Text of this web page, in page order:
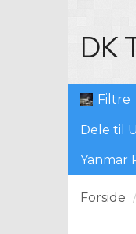
DK
Filtre
Dele til
Yanmar
Forside